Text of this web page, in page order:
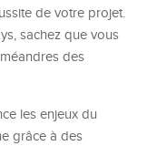
de votre projet.
sachez que vous
des
les enjeux du
grâce à des